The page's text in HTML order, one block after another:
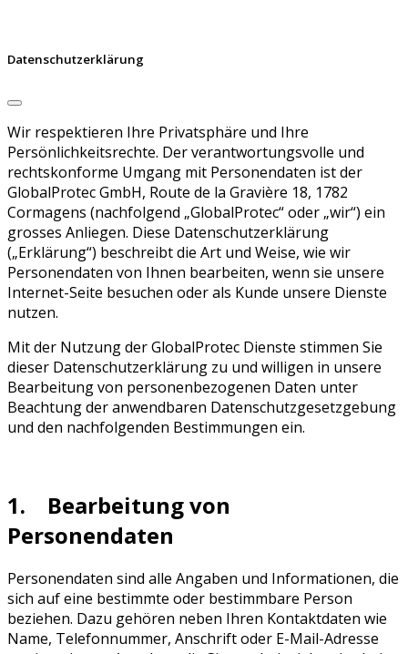
Datenschutzerklärung
Wir respektieren Ihre Privatsphäre und Ihre
Persönlichkeitsrechte. Der verantwortungsvolle und
rechtskonforme Umgang mit Personendaten ist der
GlobalProtec GmbH, Route de la Gravière 18, 1782
Cormagens (nachfolgend „GlobalProtec“ oder „wir“) ein
grosses Anliegen. Diese Datenschutzerklärung
(„Erklärung“) beschreibt die Art und Weise, wie wir
Personendaten von Ihnen bearbeiten, wenn sie unsere
Internet-Seite besuchen oder als Kunde unsere Dienste
nutzen.
Mit der Nutzung der GlobalProtec Dienste stimmen Sie
dieser Datenschutzerklärung zu und willigen in unsere
Bearbeitung von personenbezogenen Daten unter
Beachtung der anwendbaren Datenschutzgesetzgebung
und den nachfolgenden Bestimmungen ein.
1. Bearbeitung von
Personendaten
Personendaten sind alle Angaben und Informationen, die
sich auf eine bestimmte oder bestimmbare Person
beziehen. Dazu gehören neben Ihren Kontaktdaten wie
Name, Telefonnummer, Anschrift oder E-Mail-Adresse